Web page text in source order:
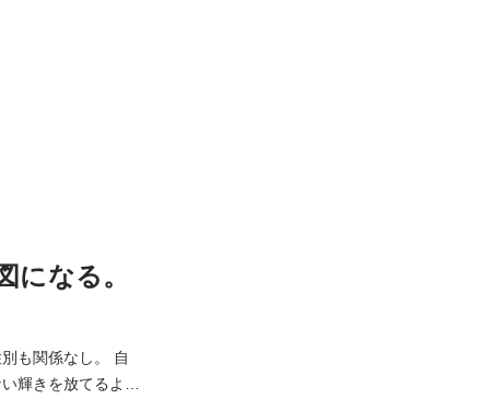
なる。
輝きを放てるよう